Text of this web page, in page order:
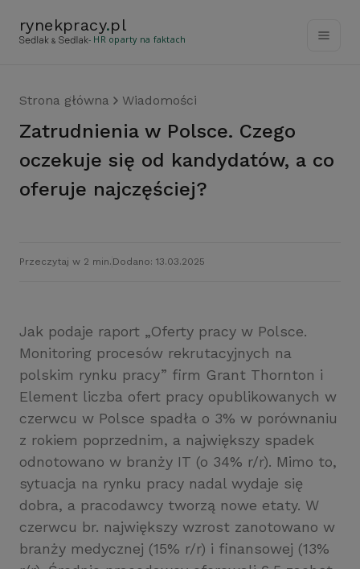
rynekpracy.pl
- HR oparty na faktach
Strona główna Wiadomości
Zatrudnienia w Polsce. Czego
oczekuje się od kandydatów, a co
oferuje najczęściej?
Przeczytaj w 2 min. Dodano: 13.03.2025
Jak podaje raport „Oferty pracy w Polsce.
Monitoring procesów rekrutacyjnych na
polskim rynku pracy” firm Grant Thornton i
Element liczba ofert pracy opublikowanych w
czerwcu w Polsce spadła o 3% w porównaniu
z rokiem poprzednim, a największy spadek
odnotowano w branży IT (o 34% r/r). Mimo to,
sytuacja na rynku pracy nadal wydaje się
dobra, a pracodawcy tworzą nowe etaty. W
czerwcu br. największy wzrost zanotowano w
branży medycznej (15% r/r) i finansowej (13%